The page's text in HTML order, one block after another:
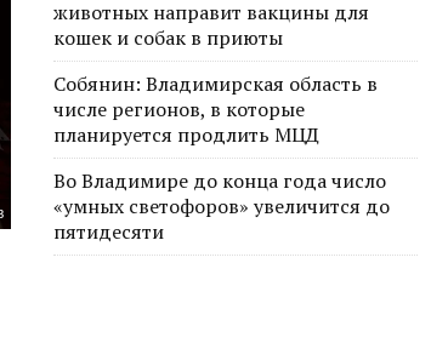
животных направит вакцины для
кошек и собак в приюты
Собянин: Владимирская область в
числе регионов, в которые
планируется продлить МЦД
Во Владимире до конца года число
«умных светофоров» увеличится до
пятидесяти